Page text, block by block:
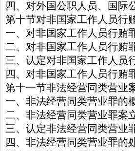
四、对外国公职人员、国际
第十节对非国家工作人员行
一、对非国家工作人员行贿
二、对非国家工作人员行贿
三、认定对非国家工作人员
四、对非国家工作人员行贿
第十一节非法经营同类营业
一、非法经营同类营业罪的
二、非法经营同类营业罪案
三、认定非法经营同类营业
四、非法经营同类营业罪的